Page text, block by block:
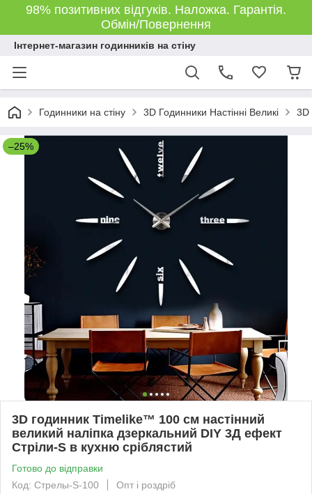
98% позитивних відгуків. Наложка. Гарантія.
Обмін/Повернення
Інтернет-магазин годинників на стіну
Годинники на стіну 3D Годинники Настінні Великі 3D
–25%
3D годинник Timelike™ 100 см настінний
великий наліпка дзеркальний DIY 3Д ефект
Стріли-S в кухню сріблястий
Готово до відправки
Код: Стрелы-S-100
Опт і роздріб